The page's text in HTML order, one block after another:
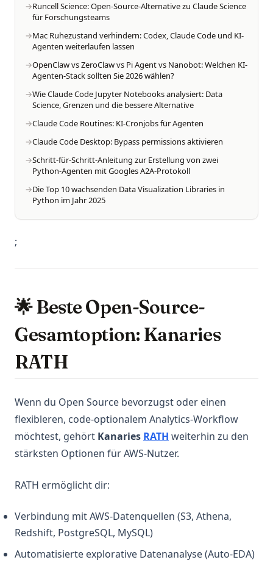
Runcell Science: Open-Source-Alternative zu Claude Science
für Forschungsteams
Mac Ruhezustand verhindern: Codex, Claude Code und KI-
Agenten weiterlaufen lassen
OpenClaw vs ZeroClaw vs Pi Agent vs Nanobot: Welchen KI-
Agenten-Stack sollten Sie 2026 wählen?
Wie Claude Code Jupyter Notebooks analysiert: Data
Science, Grenzen und die bessere Alternative
Claude Code Routines: KI-Cronjobs für Agenten
Claude Code Desktop: Bypass permissions aktivieren
Schritt-für-Schritt-Anleitung zur Erstellung von zwei
Python-Agenten mit Googles A2A-Protokoll
Die Top 10 wachsenden Data Visualization Libraries in
Python im Jahr 2025
;
🌟 Beste Open-Source-
Gesamtoption: Kanaries
RATH
Wenn du Open Source bevorzugst oder einen
flexibleren, code-optionalem Analytics-Workflow
möchtest, gehört Kanaries RATH (opens in a new tab)
weiterhin zu den
stärksten Optionen für AWS-Nutzer.
RATH ermöglicht dir:
Verbindung mit AWS-Datenquellen (S3, Athena,
Redshift, PostgreSQL, MySQL)
Automatisierte explorative Datenanalyse (Auto-EDA)